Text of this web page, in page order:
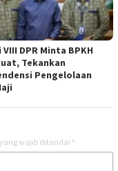
DPR Minta BPKH
Tekankan
Pengelolaan
yang wajib ditandai *